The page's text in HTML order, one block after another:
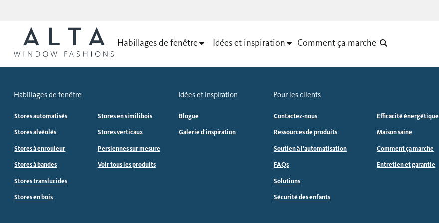
Habillages de fenêtre Idées et inspiration Comment ça marche
Habillages de fenêtre
Stores automatisés
Stores alvéolés
Stores à enrouleur
Stores à bandes
Stores translucides
Stores en bois
Stores en similibois
Stores verticaux
Persiennes sur mesure
Voir tous les produits
Idées et inspiration
Blogue
Galerie d'inspiration
Pour les clients
Contactez-nous
Ressources de produits
Soutien à l'automatisation
FAQs
Solutions
Sécurité des enfants
Efficacité énergétique
Maison saine
Comment ça marche
Entretien et garantie